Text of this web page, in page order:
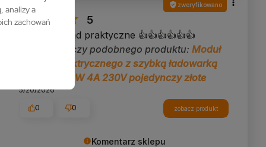
Komentarz sklepu
Damian zweryfikowano
5
Super wygląd praktyczne 👍👍👍👍👍👍
Opinia dotyczy podobnego produktu:Moduł
gniazda elektrycznego z szybką ładowarką
USB A+C 20W 4A 230V pojedynczy złote
5/20/2026
0 0 zobacz produkt
analizy a
zachowań